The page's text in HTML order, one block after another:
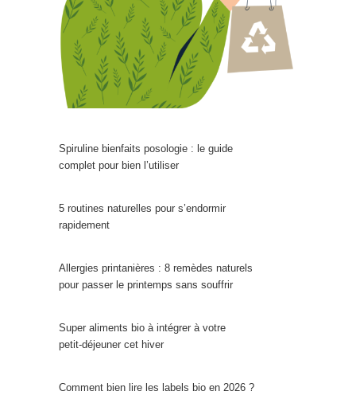
Spiruline bienfaits posologie : le guide
complet pour bien l’utiliser
5 routines naturelles pour s’endormir
rapidement
Allergies printanières : 8 remèdes naturels
pour passer le printemps sans souffrir
Super aliments bio à intégrer à votre
petit‑déjeuner cet hiver
Comment bien lire les labels bio en 2026 ?